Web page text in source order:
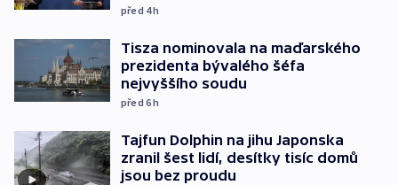
před 4h
Tisza nominovala na maďarského
prezidenta bývalého šéfa
nejvyššího soudu
před 6h
Tajfun Dolphin na jihu Japonska
zranil šest lidí, desítky tisíc domů
jsou bez proudu